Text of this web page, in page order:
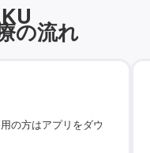
の流れ
の方はアプリをダウ